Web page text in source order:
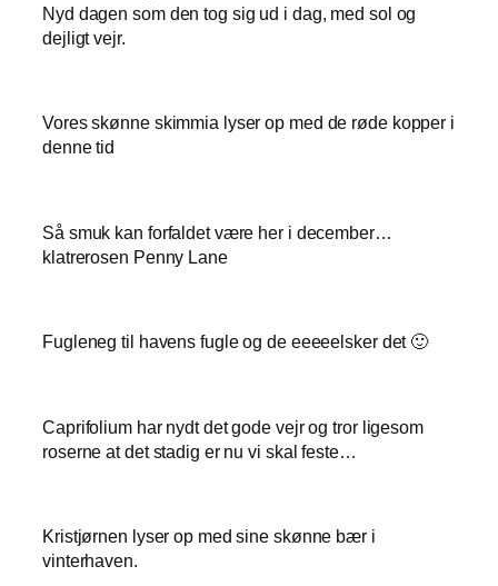
Nyd dagen som den tog sig ud i dag, med sol og
dejligt vejr.
Vores skønne skimmia lyser op med de røde kopper i
denne tid
Så smuk kan forfaldet være her i december…
klatrerosen Penny Lane
Fugleneg til havens fugle og de eeeeelsker det 🙂
Caprifolium har nydt det gode vejr og tror ligesom
roserne at det stadig er nu vi skal feste…
Kristjørnen lyser op med sine skønne bær i
vinterhaven.